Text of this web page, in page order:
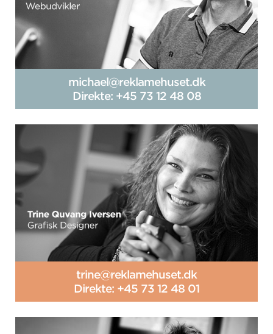
michael@reklamehuset.dk
Direkte: +45 73 12 48 08
trine@reklamehuset.dk
Direkte: +45 73 12 48 01